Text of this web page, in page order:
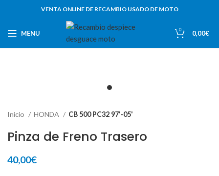
VENTA ONLINE DE RECAMBIO USADO DE MOTO
MENU 0 0,00€
Inicio HONDA CB 500 PC32 97'-05'
Pinza de Freno Trasero
40,00€